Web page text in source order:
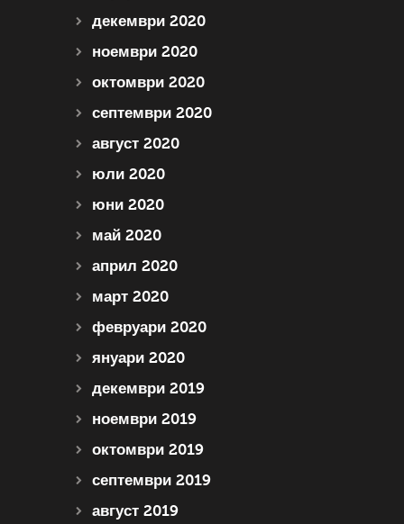
декември 2020
ноември 2020
октомври 2020
септември 2020
август 2020
юли 2020
юни 2020
май 2020
април 2020
март 2020
февруари 2020
януари 2020
декември 2019
ноември 2019
октомври 2019
септември 2019
август 2019